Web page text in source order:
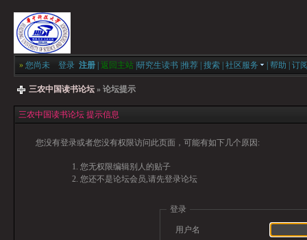
» 您尚未 登录 注册 返回主站 研究生读书 推荐 搜索 社区服务 帮助 订
三农中国读书论坛 » 论坛提示
三农中国读书论坛 提示信息
您没有登录或者您没有权限访问此页面，可能有如下几个原因:
您无权限编辑别人的贴子
您还不是论坛会员,请先登录论坛
登录
用户名